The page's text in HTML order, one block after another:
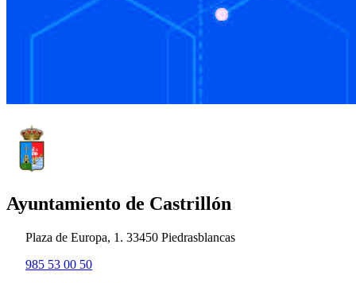
Ayuntamiento de Castrillón
Plaza de Europa, 1. 33450 Piedrasblancas
985 53 00 50